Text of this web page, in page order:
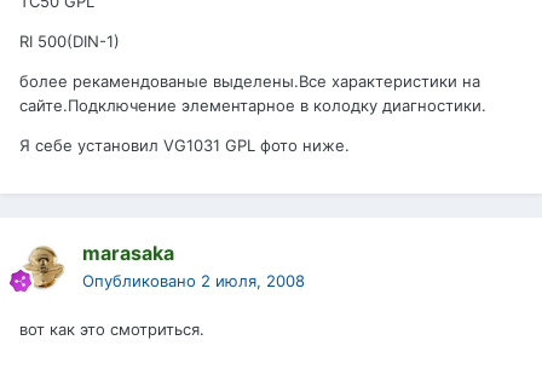
RI 500(DIN-1)
более рекамендованые выделены.Все характеристики на
сайте.Подключение элементарное в колодку диагностики.
Я себе установил VG1031 GPL фото ниже.
marasaka
Опубликовано 2 июля, 2008
вот как это смотриться.